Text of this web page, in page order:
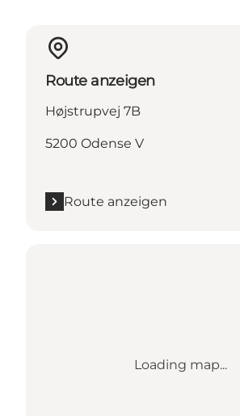
Route anzeigen
Højstrupvej 7B
5200 Odense V
Route anzeigen
Loading map...